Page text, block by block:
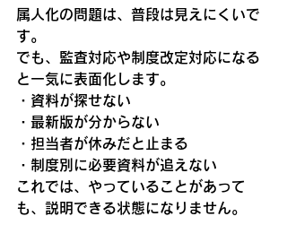
属人化の問題は、普段は見えにくいで
す。
でも、監査対応や制度改定対応になる
と一気に表面化します。
・資料が探せない
・最新版が分からない
・担当者が休みだと止まる
・制度別に必要資料が追えない
これでは、やっていることがあって
も、 説明できる状態になりません。